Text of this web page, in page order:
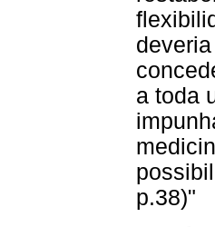
a toda
p.38)"